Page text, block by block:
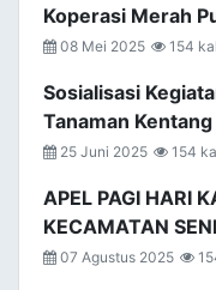
Koperasi Merah
08 Mei 2025 154
Sosialisasi
Tanaman Kentang
25 Juni 2025 154
APEL PAGI HARI
KECAMATAN
07 Agustus 2025